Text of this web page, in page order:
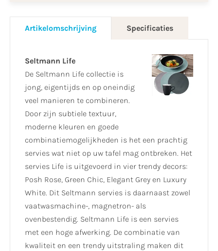
Artikelomschrijving Specificaties
Seltmann Life
De Seltmann Life collectie is
jong, eigentijds en op oneindig
veel manieren te combineren.
Door zijn subtiele textuur,
moderne kleuren en goede
combinatiemogelijkheden is het een prachtig
servies wat niet op uw tafel mag ontbreken. Het
servies Life is uitgevoerd in vier trendy decors:
Posh Rose, Green Chic, Elegant Grey en Luxury
White. Dit Seltmann servies is daarnaast zowel
vaatwasmachine-, magnetron- als
ovenbestendig. Seltmann Life is een servies
met een hoge afwerking. De combinatie van
kwaliteit en een trendy uitstraling maken dit